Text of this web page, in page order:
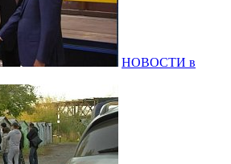
НОВОСТИ в